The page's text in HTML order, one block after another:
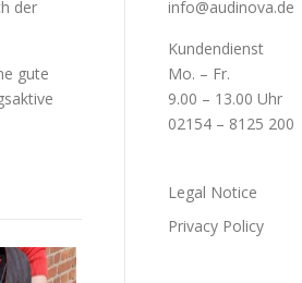
der
gute
info@audinova.de
Kundendienst
Mo. – Fr.
9.00 – 13.00 Uhr
02154 – 8125 200
Legal Notice
Privacy Policy